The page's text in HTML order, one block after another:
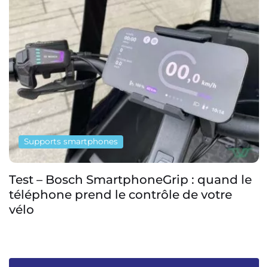
Supports smartphones
Test – Bosch SmartphoneGrip : quand le
téléphone prend le contrôle de votre
vélo